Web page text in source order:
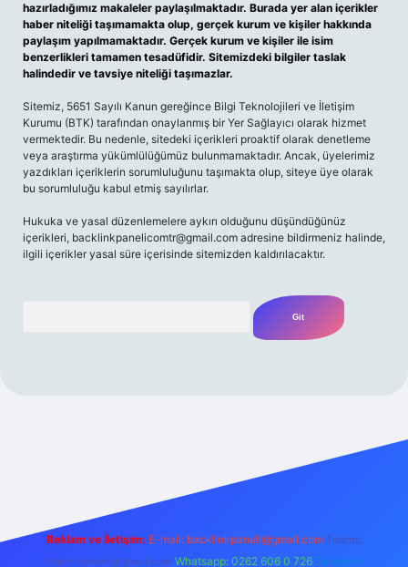
hazırladığımız makaleler paylaşılmaktadır. Burada yer alan içerikler
haber niteliği taşımamakta olup, gerçek kurum ve kişiler hakkında
paylaşım yapılmamaktadır. Gerçek kurum ve kişiler ile isim
benzerlikleri tamamen tesadüfidir. Sitemizdeki bilgiler taslak
halindedir ve tavsiye niteliği taşımazlar.
Sitemiz, 5651 Sayılı Kanun gereğince Bilgi Teknolojileri ve İletişim
Kurumu (BTK) tarafından onaylanmış bir Yer Sağlayıcı olarak hizmet
vermektedir. Bu nedenle, sitedeki içerikleri proaktif olarak denetleme
veya araştırma yükümlülüğümüz bulunmamaktadır. Ancak, üyelerimiz
yazdıkları içeriklerin sorumluluğunu taşımakta olup, siteye üye olarak
bu sorumluluğu kabul etmiş sayılırlar.
Hukuka ve yasal düzenlemelere aykırı olduğunu düşündüğünüz
içerikleri, backlinkpanelicomtr@gmail.com adresine bildirmeniz halinde,
ilgili içerikler yasal süre içerisinde sitemizden kaldırılacaktır.
Reklam ve İletişim: E-mail: backlinkpaneli@gmail.com Teams:
forumhizmeti@gmail.com Whatsapp: 0262 606 0 726 Telegram: